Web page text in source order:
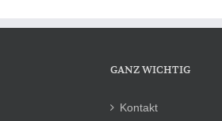
GANZ WICHTIG
Kontakt